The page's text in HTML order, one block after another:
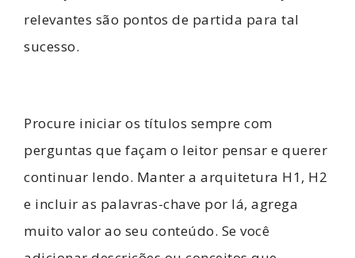
relevantes são pontos de partida para tal
sucesso.
Procure iniciar os títulos sempre com
perguntas que façam o leitor pensar e querer
continuar lendo. Manter a arquitetura H1, H2
e incluir as palavras-chave por lá, agrega
muito valor ao seu conteúdo. Se você